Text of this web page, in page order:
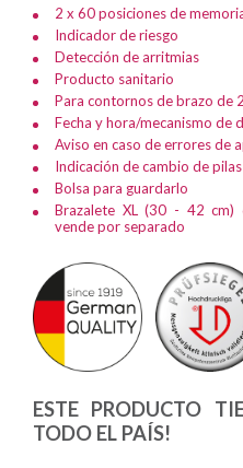
2 x 60 posiciones de
Indicador de riesgo
Detección de arritmias
Producto sanitario
Para contornos de brazo de
Fecha y hora/mecanismo de
Aviso en caso de errores de
Indicación de cambio de pilas
Bolsa para guardarlo
Brazalete XL (30 - 42 cm)
vende por separado
ESTE PRODUCTO
TODO EL PAÍS!